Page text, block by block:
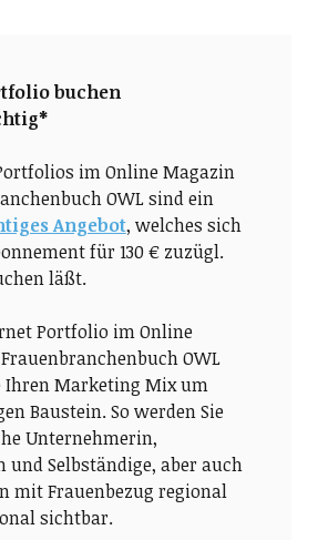
buchen
im Online Magazin
OWL sind ein
Angebot, welches sich
für 130 € zuzügl.
läßt.
Portfolio im Online
OWL
Ihren Marketing Mix um
Baustein. So werden Sie
Unternehmerin,
und Selbständige, aber auch
mit Frauenbezug regional
sichtbar.